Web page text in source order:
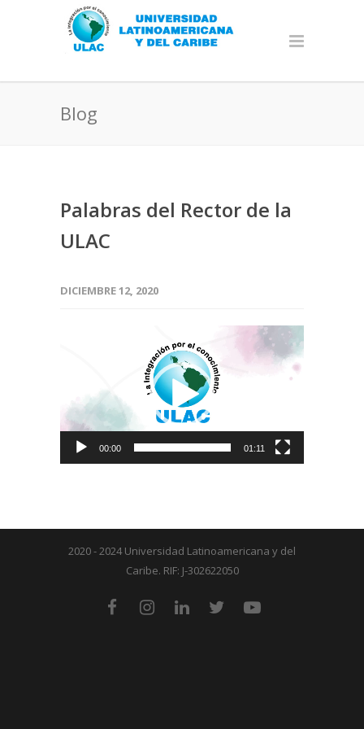
Blog
Palabras del Rector de la
ULAC
DICIEMBRE 12, 2020
00:00 01:11
2020 - 2024 Universidad Latinoamericana y del
Caribe. RIF: J-302622050